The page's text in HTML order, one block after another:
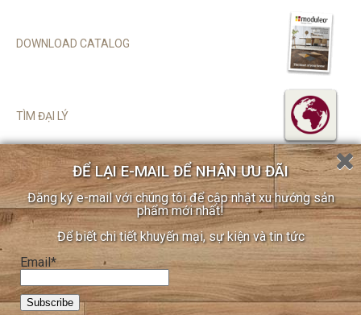
DOWNLOAD CATALOG
TÌM ĐẠI LÝ
SITEMAP
CHÍNH SÁCH BẢO MẬT
COOKIE POLICY
ĐĂNG KÝ ĐẠI LÝ
LIÊN HỆ
ĐỂ LẠI E-MAIL ĐỂ NHẬN ƯU ĐÃI
Đăng ký e-mail với chúng tôi để cập nhật xu hướng sản
phẩm mới nhất!
Để biết chi tiết khuyến mại, sự kiện và tin tức
Email*
Liên hệ
Xin chào!